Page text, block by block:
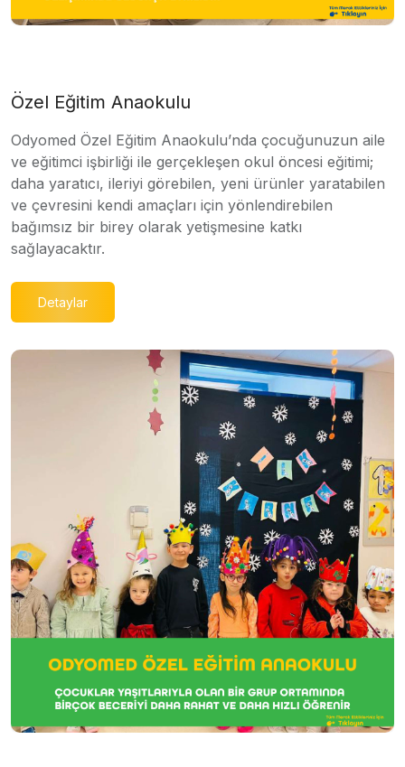
Özel Eğitim Anaokulu
Odyomed Özel Eğitim Anaokulu’nda çocuğunuzun aile
ve eğitimci işbirliği ile gerçekleşen okul öncesi eğitimi;
daha yaratıcı, ileriyi görebilen, yeni ürünler yaratabilen
ve çevresini kendi amaçları için yönlendirebilen
bağımsız bir birey olarak yetişmesine katkı
sağlayacaktır.
Detaylar